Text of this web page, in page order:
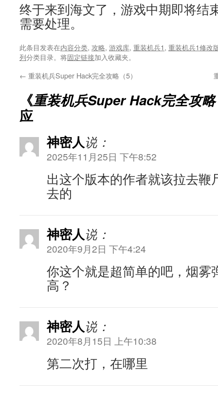
终于来到海文了，游戏中期即将结
需要处理。
此条目发表在内容分类, 攻略, 游戏库, 重装机兵1, 重装机兵1修改
列分类目录。将固定链接加入收藏夹。
← 重装机兵Super Hack完全攻略（5）
《重装机兵Super Hack完全攻
应
神密人说：
2025年11月25日 下午8:52
出这个版本的作者就该拉去鞭
去的
神密人说：
2020年9月2日 下午4:24
你这个就是超简单的吧，烟雾
高？
神密人说：
2020年8月15日 上午10:38
第二次打，在哪里